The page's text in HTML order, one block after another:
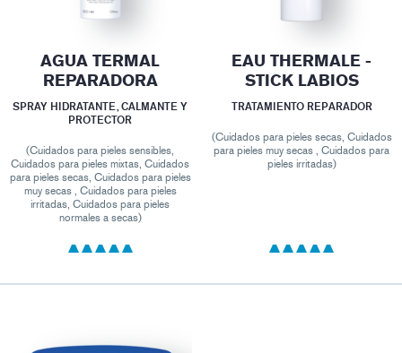
AGUA TERMAL
REPARADORA
SPRAY HIDRATANTE, CALMANTE Y
PROTECTOR
(Cuidados para pieles sensibles,
Cuidados para pieles mixtas, Cuidados
para pieles secas, Cuidados para pieles
muy secas , Cuidados para pieles
irritadas, Cuidados para pieles
normales a secas)
EAU THERMALE -
STICK LABIOS
TRATAMIENTO REPARADOR
(Cuidados para pieles secas, Cuidados
para pieles muy secas , Cuidados para
pieles irritadas)